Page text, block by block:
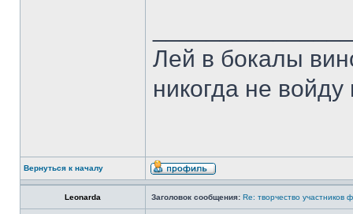
Лей в бокалы
никогда не
Вернуться к началу
Leonarda Заголовок сообщения: Re: творчество участников